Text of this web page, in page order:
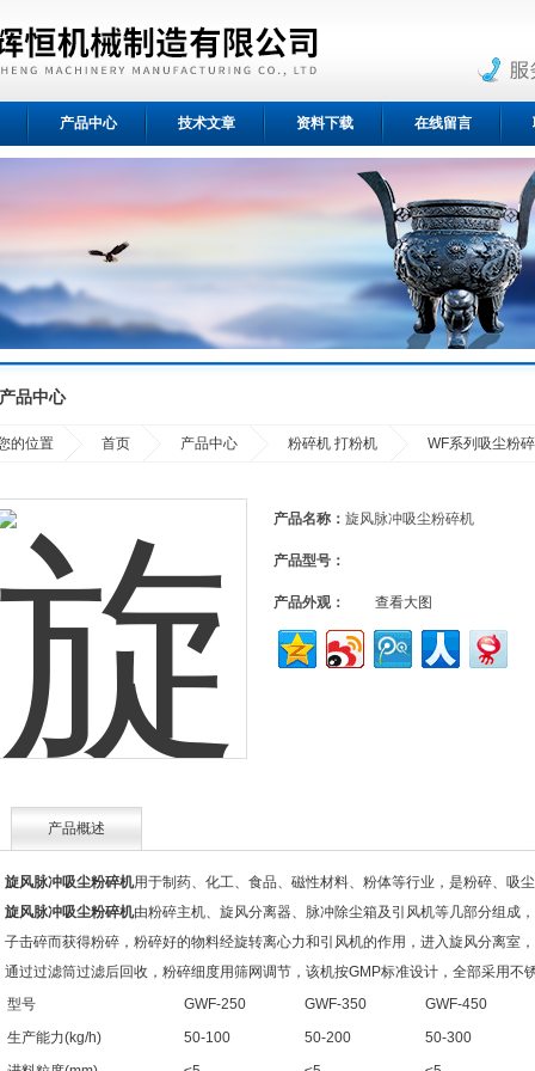
产品中心 技术文章 资料下载 在线留言
品中心
的位置 首页 产品中心 粉碎机 打粉机 WF系列吸尘粉
产品名称： 旋风脉冲吸尘粉碎机
产品型号：
产品外观： 查看大图
产品概述
旋风脉冲吸尘粉碎机用于制药、化工、食品、磁性材料、粉体等行业，是粉碎、吸
旋风脉冲吸尘粉碎机由粉碎主机、旋风分离器、脉冲除尘箱及引风机等几部分组成
子击碎而获得粉碎，粉碎好的物料经旋转离心力和引风机的作用，进入旋风分离室
通过过滤筒过滤后回收，粉碎细度用筛网调节，该机按GMP标准设计，全部采用不
型号
GWF-250 GWF-350
GWF-450
生产能力(kg/h)
50-100 50-200
50-300